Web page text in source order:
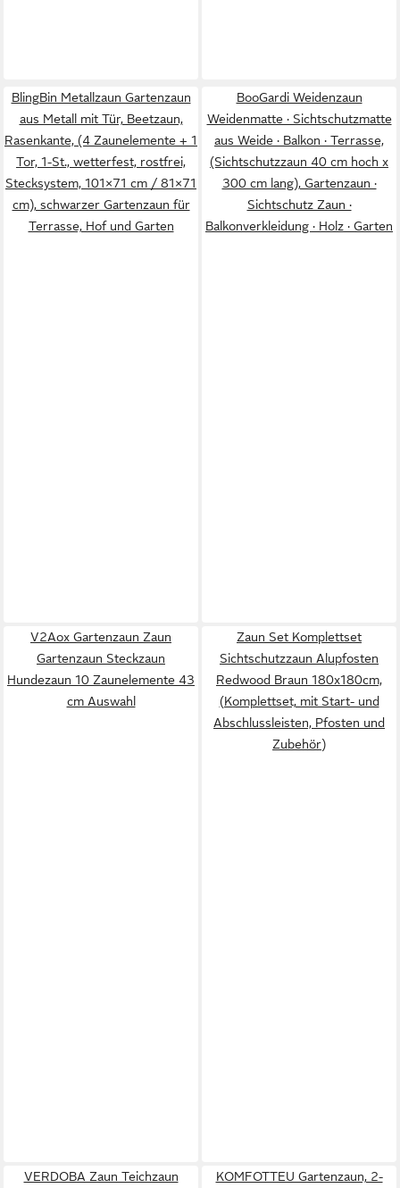
BlingBin Metallzaun Gartenzaun
aus Metall mit Tür, Beetzaun,
Rasenkante, (4 Zaunelemente + 1
Tor, 1-St., wetterfest, rostfrei,
Stecksystem, 101×71 cm / 81×71
cm), schwarzer Gartenzaun für
Terrasse, Hof und Garten
BooGardi Weidenzaun
Weidenmatte · Sichtschutzmatte
aus Weide · Balkon · Terrasse,
(Sichtschutzzaun 40 cm hoch x
300 cm lang), Gartenzaun ·
Sichtschutz Zaun ·
Balkonverkleidung · Holz · Garten
V2Aox Gartenzaun Zaun
Gartenzaun Steckzaun
Hundezaun 10 Zaunelemente 43
cm Auswahl
Zaun Set Komplettset
Sichtschutzzaun Alupfosten
Redwood Braun 180x180cm,
(Komplettset, mit Start- und
Abschlussleisten, Pfosten und
Zubehör)
VERDOBA Zaun Teichzaun KOMFOTTEU Gartenzaun, 2-